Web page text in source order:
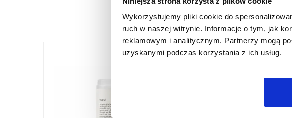
Wykorzystujemy pliki cookie do
ruch w naszej witrynie. Informacje o tym, jak
reklamowym i analitycznym. Partnerzy mogą
uzyskanymi podczas korzystania z ich usług.
Być